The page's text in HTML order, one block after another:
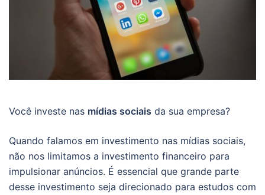
Você investe nas mídias sociais da sua empresa?
Quando falamos em investimento nas mídias sociais,
não nos limitamos a investimento financeiro para
impulsionar anúncios. É essencial que grande parte
desse investimento seja direcionado para estudos com